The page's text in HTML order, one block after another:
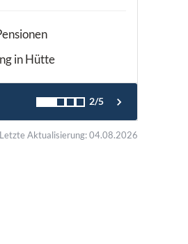
in Hütte
2/5
Letzte Aktualisierung: 04.08.2026